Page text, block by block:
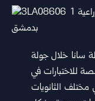
سانا خلال جولة
للاختبارات في
مختلف الثانويات